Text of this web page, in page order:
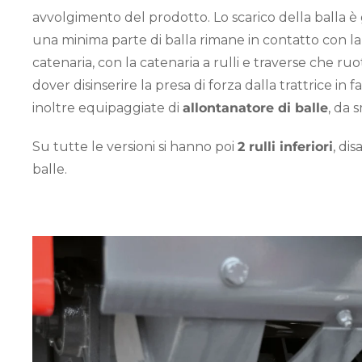
avvolgimento del prodotto. Lo scarico della balla
una minima parte di balla rimane in contatto con
catenaria, con la catenaria a rulli e traverse che
dover disinserire la presa di forza dalla trattrice in
inoltre equipaggiate di allontanatore di balle, da
Su tutte le versioni si hanno poi 2 rulli inferiori,
balle.